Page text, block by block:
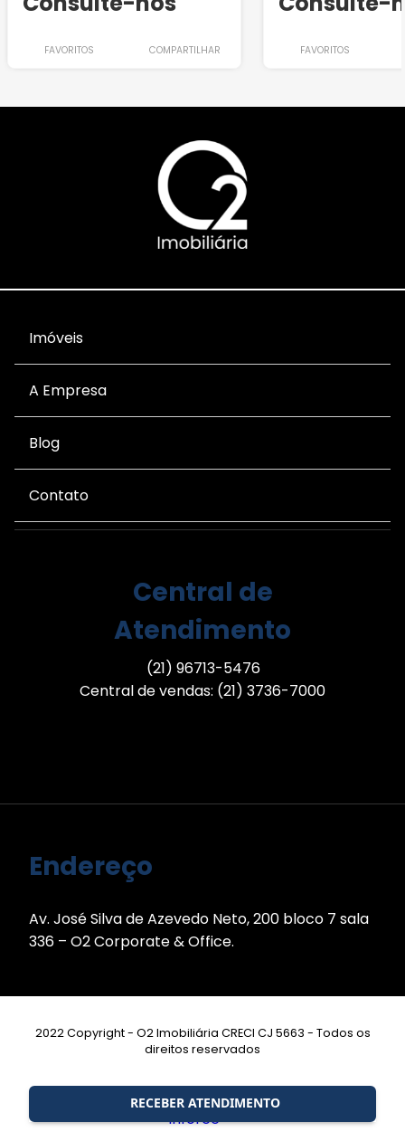
RECEBER ATENDIMENTO
FAVORITOS COMPARTILHAR FAVORITOS
Imóveis
A Empresa
Blog
Contato
Central de
Atendimento
(21) 96713-5476
Central de vendas: (21) 3736-7000
Endereço
Av. José Silva de Azevedo Neto, 200 bloco 7 sala
336 – O2 Corporate & Office.
2022 Copyright - O2 Imobiliária CRECI CJ 5663 - Todos os
direitos reservados